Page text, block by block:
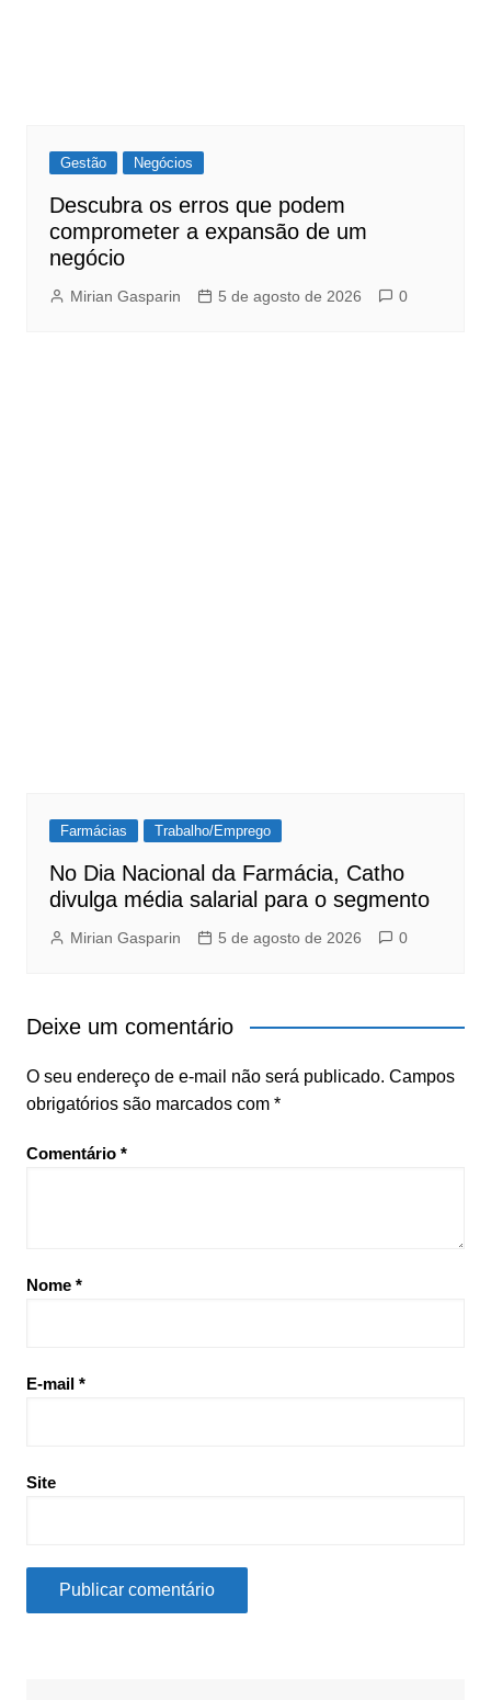
Gestão Negócios
Descubra os erros que podem
comprometer a expansão de um
negócio
Mirian Gasparin 5 de agosto de 2026 0
Farmácias Trabalho/Emprego
No Dia Nacional da Farmácia, Catho
divulga média salarial para o segmento
Mirian Gasparin 5 de agosto de 2026 0
Deixe um comentário
O seu endereço de e-mail não será publicado. Campos
obrigatórios são marcados com *
Comentário *
Nome *
E-mail *
Site